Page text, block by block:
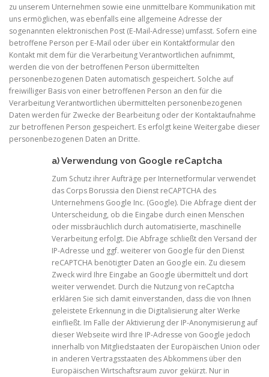
zu unserem Unternehmen sowie eine unmittelbare Kommunikation mit
uns ermöglichen, was ebenfalls eine allgemeine Adresse der
sogenannten elektronischen Post (E-Mail-Adresse) umfasst. Sofern eine
betroffene Person per E-Mail oder über ein Kontaktformular den
Kontakt mit dem für die Verarbeitung Verantwortlichen aufnimmt,
werden die von der betroffenen Person übermittelten
personenbezogenen Daten automatisch gespeichert. Solche auf
freiwilliger Basis von einer betroffenen Person an den für die
Verarbeitung Verantwortlichen übermittelten personenbezogenen
Daten werden für Zwecke der Bearbeitung oder der Kontaktaufnahme
zur betroffenen Person gespeichert. Es erfolgt keine Weitergabe dieser
personenbezogenen Daten an Dritte.
a) Verwendung von Google reCaptcha
Zum Schutz ihrer Aufträge per Internetformular verwendet
das Corps Borussia den Dienst reCAPTCHA des
Unternehmens Google Inc. (Google). Die Abfrage dient der
Unterscheidung, ob die Eingabe durch einen Menschen
oder missbräuchlich durch automatisierte, maschinelle
Verarbeitung erfolgt. Die Abfrage schließt den Versand der
IP-Adresse und ggf. weiterer von Google für den Dienst
reCAPTCHA benötigter Daten an Google ein. Zu diesem
Zweck wird Ihre Eingabe an Google übermittelt und dort
weiter verwendet. Durch die Nutzung von reCaptcha
erklären Sie sich damit einverstanden, dass die von Ihnen
geleistete Erkennung in die Digitalisierung alter Werke
einfließt. Im Falle der Aktivierung der IP-Anonymisierung auf
dieser Webseite wird Ihre IP-Adresse von Google jedoch
innerhalb von Mitgliedstaaten der Europäischen Union oder
in anderen Vertragsstaaten des Abkommens über den
Europäischen Wirtschaftsraum zuvor gekürzt. Nur in